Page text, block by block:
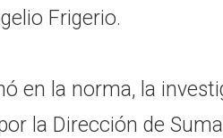
Frigerio.
en la norma, la
la Dirección de